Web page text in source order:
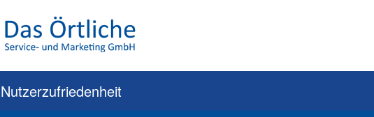
Nutzerzufriedenheit